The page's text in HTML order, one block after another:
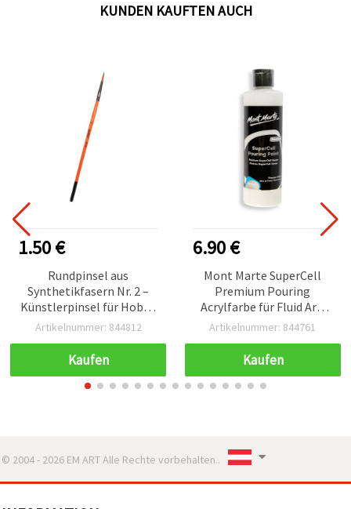
KUNDEN KAUFTEN AUCH
1.50 €
Rundpinsel aus
Synthetikfasern Nr. 2 –
Künstlerpinsel für Hobby
& Basteln
Artikelnummer: 844812
Kaufen
6.90 €
Mont Marte SuperCell
Premium Pouring
Acrylfarbe für Fluid Art,
Weiß, 240 ml
Artikelnummer: 844761
Kaufen
© 2004 - 2026 EM ART Alle Rechte vorbehalten..